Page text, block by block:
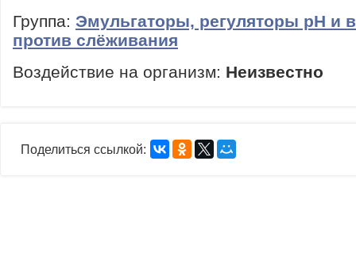
Группа: Эмульгаторы, регуляторы рН и
против слёживания
Воздействие на организм: Неизвестно
Поделиться ссылкой: